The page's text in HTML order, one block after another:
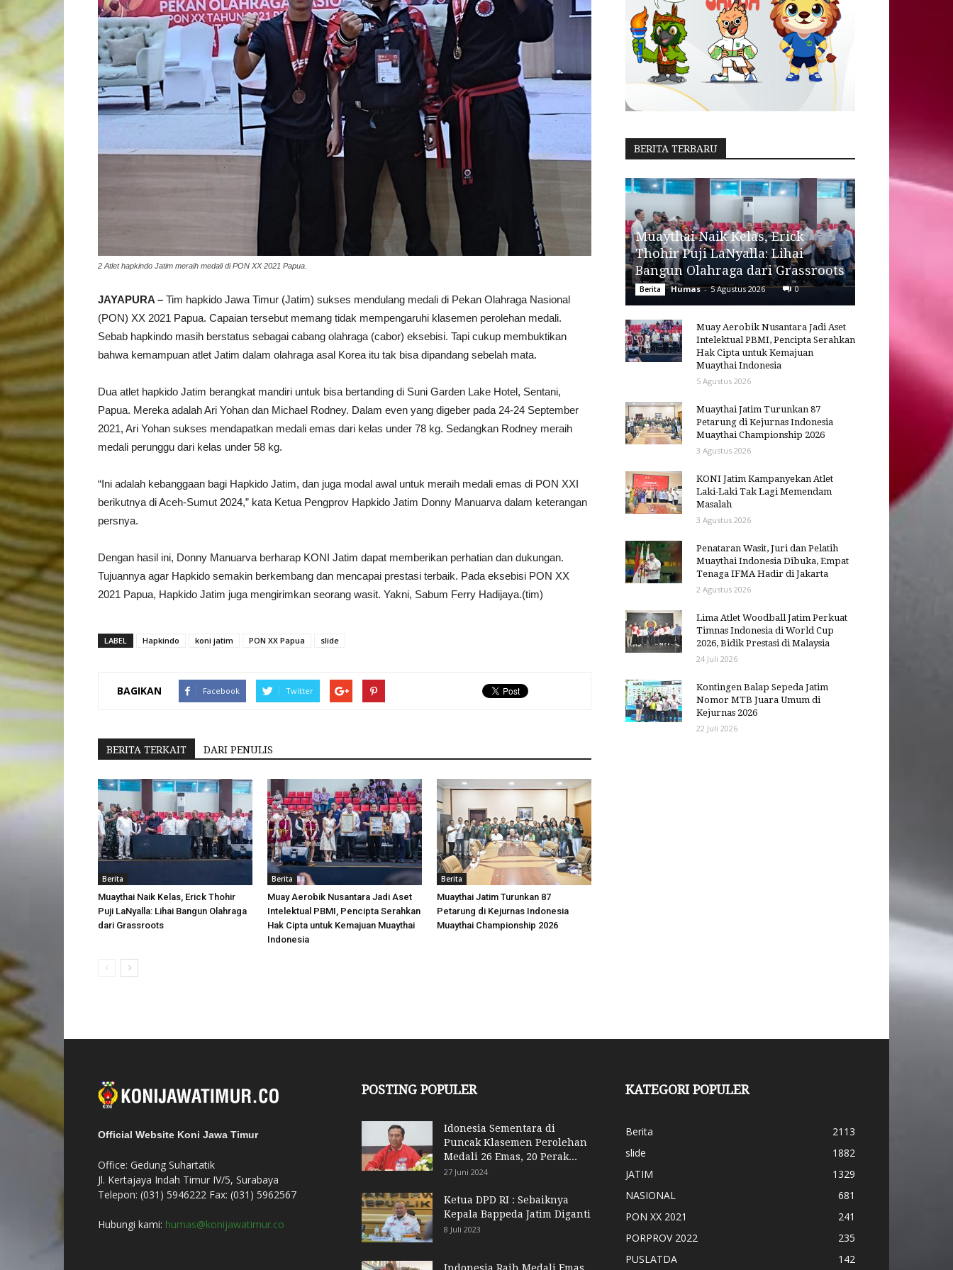
2 Atlet hapkindo Jatim meraih medali di PON XX 2021 Papua.
JAYAPURA – Tim hapkido Jawa Timur (Jatim) sukses mendulang medali di Pekan Olahraga Nasional
(PON) XX 2021 Papua. Capaian tersebut memang tidak mempengaruhi klasemen perolehan medali.
Sebab hapkindo masih berstatus sebagai cabang olahraga (cabor) eksebisi. Tapi cukup membuktikan
bahwa kemampuan atlet Jatim dalam olahraga asal Korea itu tak bisa dipandang sebelah mata.
Dua atlet hapkido Jatim berangkat mandiri untuk bisa bertanding di Suni Garden Lake Hotel, Sentani,
Papua. Mereka adalah Ari Yohan dan Michael Rodney. Dalam even yang digeber pada 24-24 September
2021, Ari Yohan sukses mendapatkan medali emas dari kelas under 78 kg. Sedangkan Rodney meraih
medali perunggu dari kelas under 58 kg.
“Ini adalah kebanggaan bagi Hapkido Jatim, dan juga modal awal untuk meraih medali emas di PON XXI
berikutnya di Aceh-Sumut 2024,” kata Ketua Pengprov Hapkido Jatim Donny Manuarva dalam keterangan
persnya.
Dengan hasil ini, Donny Manuarva berharap KONI Jatim dapat memberikan perhatian dan dukungan.
Tujuannya agar Hapkido semakin berkembang dan mencapai prestasi terbaik. Pada eksebisi PON XX
2021 Papua, Hapkido Jatim juga mengirimkan seorang wasit. Yakni, Sabum Ferry Hadijaya.(tim)
LABEL Hapkindo koni jatim PON XX Papua slide
BAGIKAN Facebook Twitter
BERITA TERKAIT DARI PENULIS
Berita
Muaythai Naik Kelas, Erick Thohir
Puji LaNyalla: Lihai Bangun Olahraga
dari Grassroots
Berita
Muay Aerobik Nusantara Jadi Aset
Intelektual PBMI, Pencipta Serahkan
Hak Cipta untuk Kemajuan Muaythai
Indonesia
Berita
Muaythai Jatim Turunkan 87
Petarung di Kejurnas Indonesia
Muaythai Championship 2026
BERITA TERBARU
Muaythai Naik Kelas, Erick
Thohir Puji LaNyalla: Lihai
Bangun Olahraga dari Grassroots
Berita Humas - 5 Agustus 2026 0
Muay Aerobik Nusantara Jadi Aset
Intelektual PBMI, Pencipta Serahkan
Hak Cipta untuk Kemajuan
Muaythai Indonesia
5 Agustus 2026
Muaythai Jatim Turunkan 87
Petarung di Kejurnas Indonesia
Muaythai Championship 2026
3 Agustus 2026
KONI Jatim Kampanyekan Atlet
Laki-Laki Tak Lagi Memendam
Masalah
3 Agustus 2026
Penataran Wasit, Juri dan Pelatih
Muaythai Indonesia Dibuka, Empat
Tenaga IFMA Hadir di Jakarta
2 Agustus 2026
Lima Atlet Woodball Jatim Perkuat
Timnas Indonesia di World Cup
2026, Bidik Prestasi di Malaysia
24 Juli 2026
Kontingen Balap Sepeda Jatim
Nomor MTB Juara Umum di
Kejurnas 2026
22 Juli 2026
Official Website Koni Jawa Timur
Office: Gedung Suhartatik
Jl. Kertajaya Indah Timur IV/5, Surabaya
Telepon: (031) 5946222 Fax: (031) 5962567
Hubungi kami: humas@konijawatimur.co
POSTING POPULER
Idonesia Sementara di
Puncak Klasemen Perolehan
Medali 26 Emas, 20 Perak...
27 Juni 2024
Ketua DPD RI : Sebaiknya
Kepala Bappeda Jatim Diganti
8 Juli 2023
KATEGORI POPULER
Berita
2113
slide
1882
JATIM
1329
NASIONAL
681
PON XX 2021
241
PORPROV 2022
235
PUSLATDA
142